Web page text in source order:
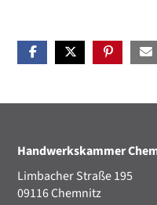
Handwerkskammer
Limbacher Straße 195
09116 Chemnitz